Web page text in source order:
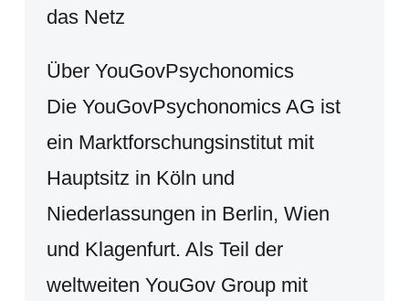
das Netz
Über YouGovPsychonomics
Die YouGovPsychonomics AG ist
ein Marktforschungsinstitut mit
Hauptsitz in Köln und
Niederlassungen in Berlin, Wien
und Klagenfurt. Als Teil der
weltweiten YouGov Group mit